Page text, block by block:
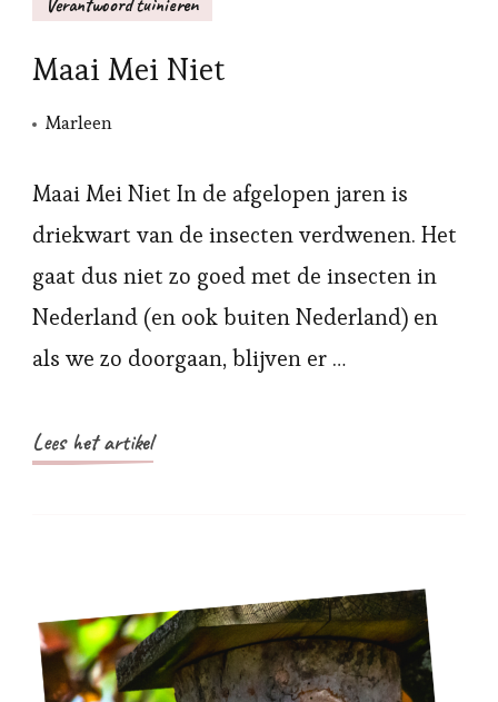
Maai Mei Niet
Marleen
Maai Mei Niet In de afgelopen jaren is
driekwart van de insecten verdwenen. Het
gaat dus niet zo goed met de insecten in
Nederland (en ook buiten Nederland) en
als we zo doorgaan, blijven er …
Lees het artikel